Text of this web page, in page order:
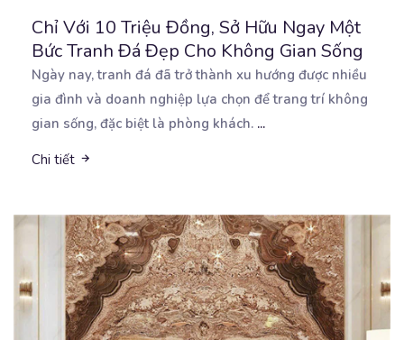
Chỉ Với 10 Triệu Đồng, Sở Hữu Ngay Một
Bức Tranh Đá Đẹp Cho Không Gian Sống
Ngày nay, tranh đá đã trở thành xu hướng được nhiều
gia đình và doanh nghiệp lựa chọn để trangtrí không
gian sống, đặc biệt là phòng khách. ...
Chi tiết